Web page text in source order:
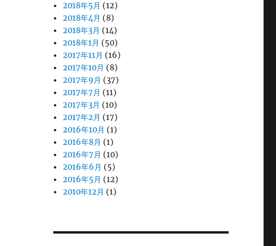
2018年5月 (12)
2018年4月 (8)
2018年3月 (14)
2018年1月 (50)
2017年11月 (16)
2017年10月 (8)
2017年9月 (37)
2017年7月 (11)
2017年3月 (10)
2017年2月 (17)
2016年10月 (1)
2016年8月 (1)
2016年7月 (10)
2016年6月 (5)
2016年5月 (12)
2010年12月 (1)